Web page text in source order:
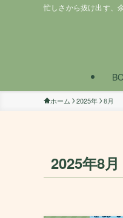
忙しさから抜け出す、
ホーム 2025年 8月
2025年8月